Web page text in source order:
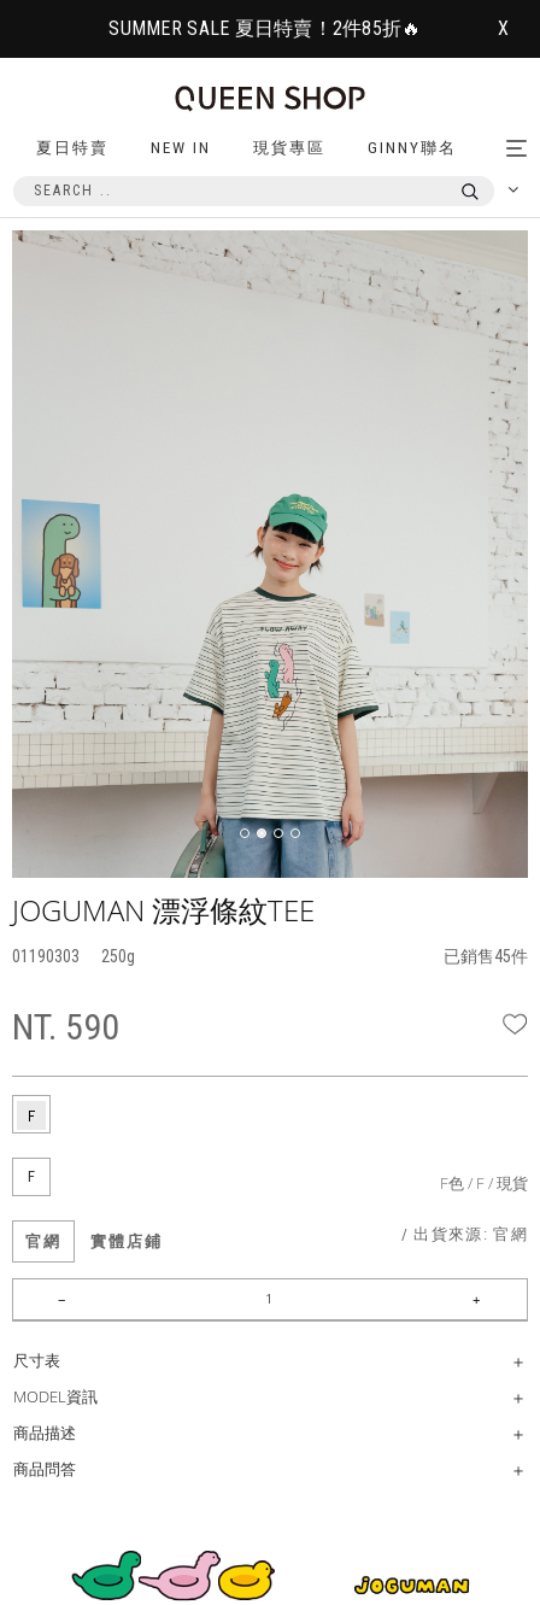
SUMMER SALE 夏日特賣！2件85折🔥 X
夏日特賣 NEW IN 現貨專區 GINNY聯名
JOGUMAN 漂浮條紋TEE
01190303 250 已銷售45件
NT. 590
F F色 F 現貨
官網 實體店鋪 / 出貨來源:官網
尺寸表
MODEL資訊
商品描述
商品問答